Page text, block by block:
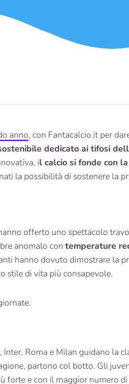
anno, con Fantacalcio.it per
dedicato ai tifosi
il calcio si fonde con
la possibilità di sostenere la
offerto uno spettacolo
anomalo con temperature
hanno dovuto dimostrare la
stile di vita più consapevole.
Roma e Milan guidano la
partono col botto. Gli
forte e con il maggior numero